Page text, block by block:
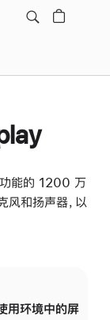
能的 1200 万
和扬声器，以
用环境中的屏